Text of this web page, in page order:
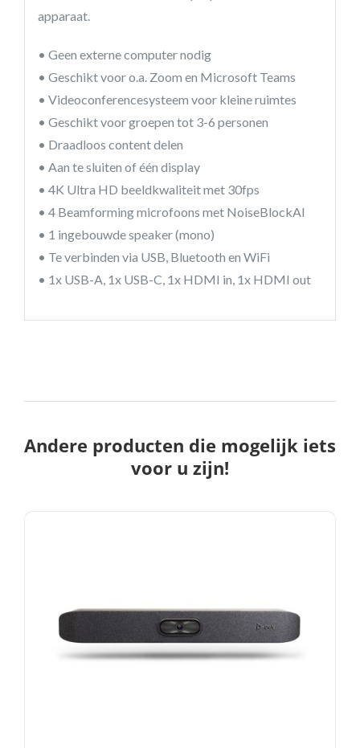
apparaat.
• Geen externe computer nodig
• Geschikt voor o.a. Zoom en Microsoft Teams
• Videoconferencesysteem voor kleine ruimtes
• Geschikt voor groepen tot 3-6 personen
• Draadloos content delen
• Aan te sluiten of één display
• 4K Ultra HD beeldkwaliteit met 30fps
• 4 Beamforming microfoons met NoiseBlockAI
• 1 ingebouwde speaker (mono)
• Te verbinden via USB, Bluetooth en WiFi
• 1x USB-A, 1x USB-C, 1x HDMI in, 1x HDMI out
Andere producten die mogelijk iets
voor u zijn!